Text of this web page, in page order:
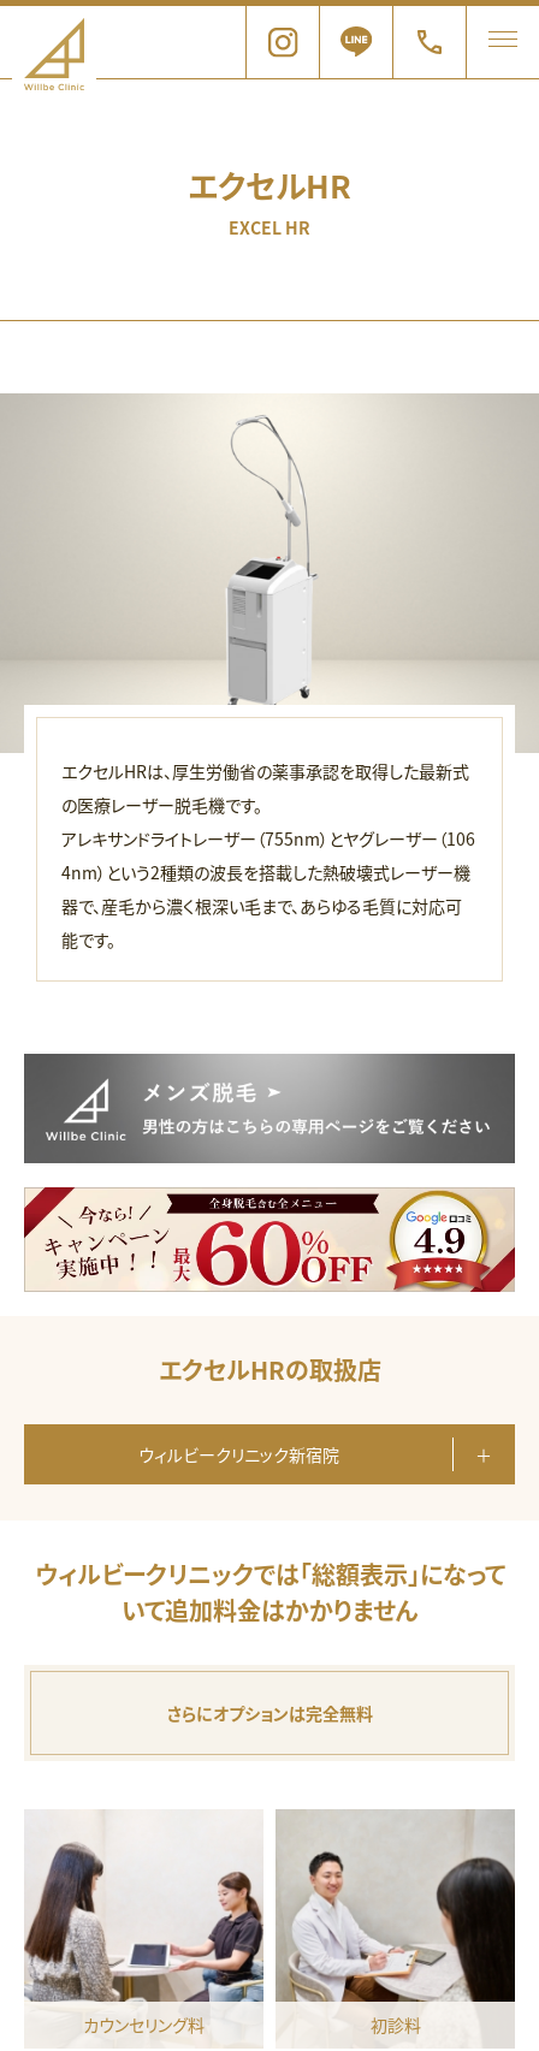
エクセルHR
EXCEL HR
エクセルHRは、厚生労働省の薬事承認を取得した最新式
の医療レーザー脱毛機です。
アレキサンドライトレーザー（755nm）とヤグレーザー（106
4nm）という2種類の波長を搭載した熱破壊式レーザー機
器で、産毛から濃く根深い毛まで、あらゆる毛質に対応可
能です。
エクセルHRの取扱店
ウィルビークリニック新宿院
ウィルビークリニックでは「総額表示」になって
いて追加料金はかかりません
さらにオプションは完全無料
カウンセリング料 初診料